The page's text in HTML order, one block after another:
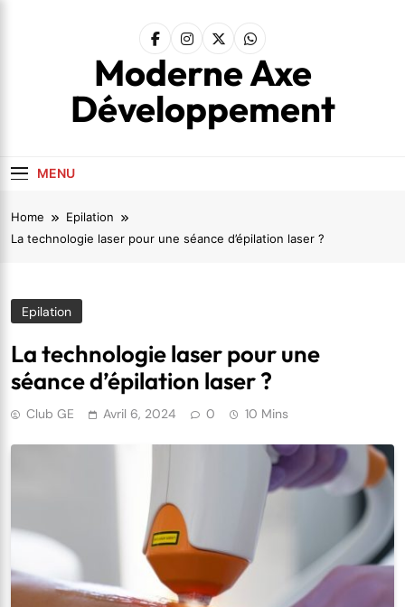
Moderne Axe
Développement
MENU
Home
Epilation
La technologie laser pour une séance d’épilation laser ?
Epilation
La technologie laser pour une
séance d’épilation laser ?
Club GE Avril 6, 2024 0 10 Mins